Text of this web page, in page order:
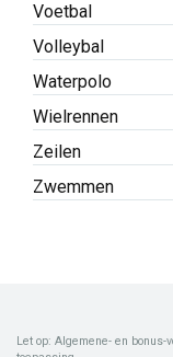
Voetbal
Volleybal
Waterpolo
Wielrennen
Zeilen
Zwemmen
Let op: Algemene- en